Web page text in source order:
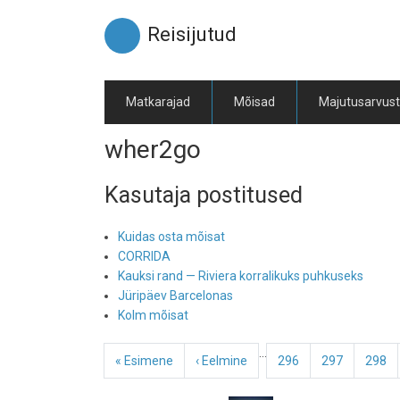
Reisijutud
Matkarajad Mõisad
wher2go
Kasutaja postitused
Kuidas osta mõisat
CORRIDA
Kauksi rand — Riviera korralikuks puhkuseks
Jüripäev Barcelonas
Kolm mõisat
Pagination
Esimene
leht
« Esimene
Eelmine
leht
‹ Eelmine Page
296 Page
297 Page
298